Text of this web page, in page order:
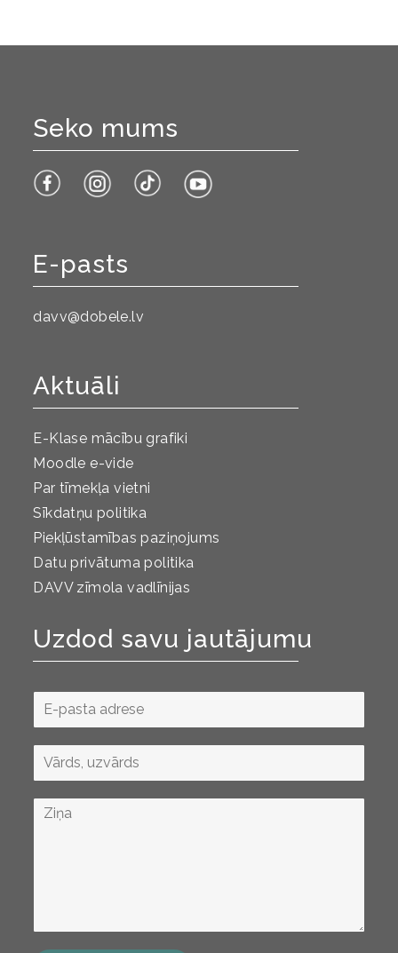
Seko mums
E-pasts
davv@dobele.lv
Aktuāli
E-Klase mācību grafiki
Moodle e-vide
Par tīmekļa vietni
Sīkdatņu politika
Piekļūstamības paziņojums
Datu privātuma politika
DAVV zīmola vadlīnijas
Uzdod savu jautājumu